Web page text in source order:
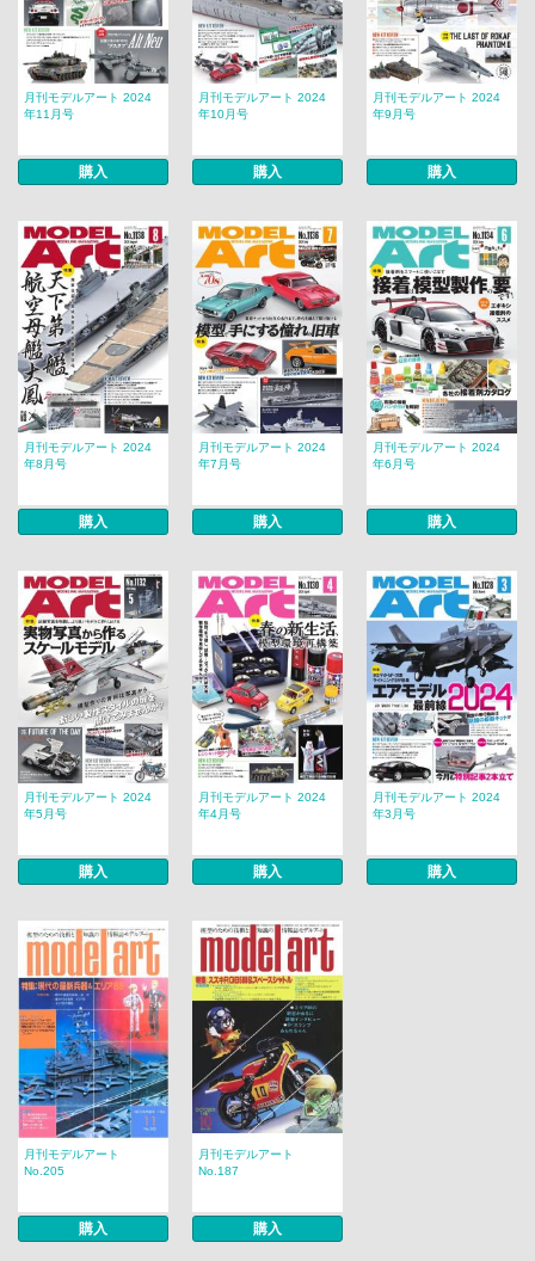
月刊モデルアート 2024
年11月号
購入
月刊モデルアート 2024
年10月号
購入
月刊モデルアート 2024
年9月号
購入
月刊モデルアート 2024
年8月号
購入
月刊モデルアート 2024
年7月号
購入
月刊モデルアート 2024
年6月号
購入
月刊モデルアート 2024
年5月号
購入
月刊モデルアート 2024
年4月号
購入
月刊モデルアート 2024
年3月号
購入
月刊モデルアート
No.205
購入
月刊モデルアート
No.187
購入